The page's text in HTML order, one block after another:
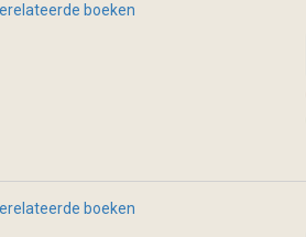
boeken
boeken